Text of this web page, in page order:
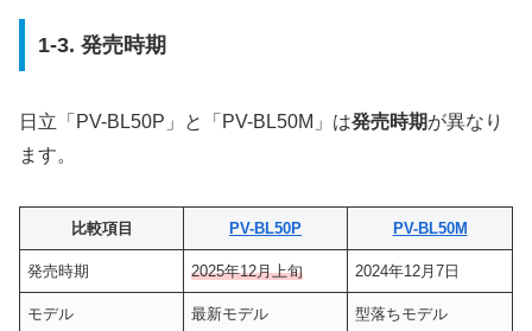
1-3. 発売時期
日立「PV-BL50P」と「PV-BL50M」は発売時期が異なり
ます。
比較項目 PV-BL50P PV-BL50M
発売時期 2025年12月上旬 2024年12月7日
モデル 最新モデル 型落ちモデル